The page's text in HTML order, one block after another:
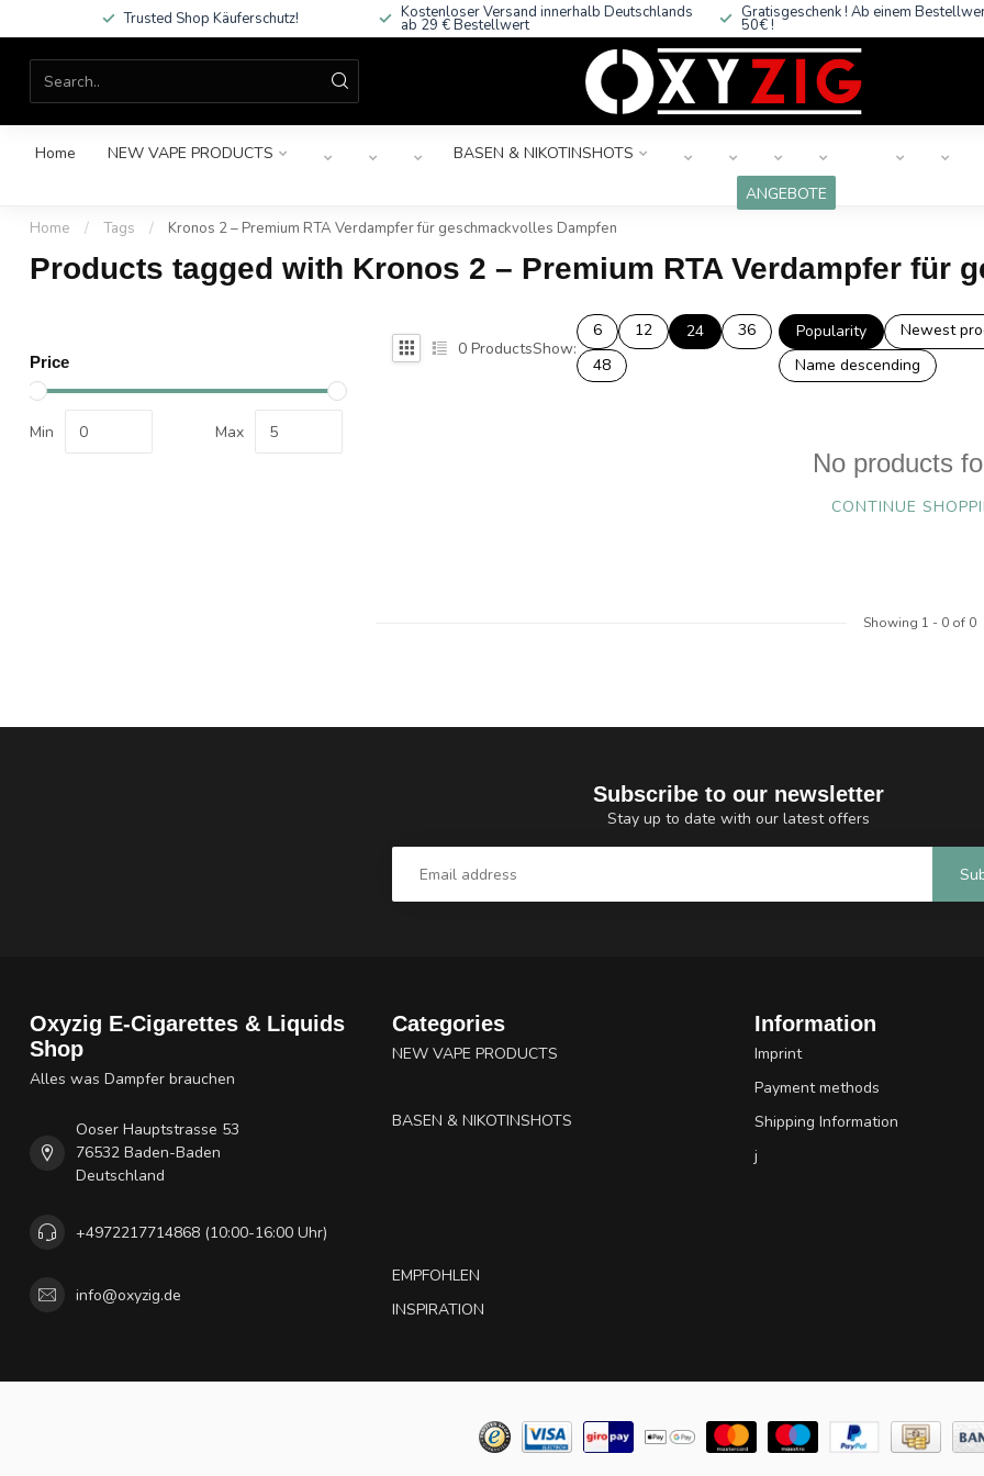
Trusted Shop Käuferschutz! Kostenloser Versand innerhalb Deutschlands
ab 29 € Bestellwert
Gratisgeschenk ! Ab einem
50€ !
Home NEW VAPE PRODUCTS BASEN & NIKOTINSHOTS
ANGEBOTE
Home / Tags / Kronos 2 – Premium RTA Verdampfer für geschmackvolles Dampfen
Products tagged with Kronos 2 – Premium RTA Verdampfer für
Price
Min Max
0 ProductsShow:
6 12 24
36
48
Popularity Newest
Name descending
No products
CONTINUE
Showing 1 - 0of 0
Subscribe to our newsletter
Stay up to date with our latest offers
Oxyzig E-Cigarettes & Liquids
Shop
Alles was Dampfer brauchen
Ooser Hauptstrasse 53
76532 Baden-Baden
Deutschland
+4972217714868 (10:00-16:00 Uhr)
info@oxyzig.de
Categories
NEW VAPE PRODUCTS
BASEN & NIKOTINSHOTS
EMPFOHLEN
INSPIRATION
Information
Imprint
Payment methods
Shipping Information
j